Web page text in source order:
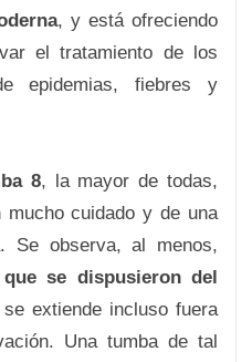
, y está ofreciendo
el tratamiento de los
epidemias, fiebres y
8, la mayor de todas,
mucho cuidado y de una
Se observa, al menos,
se dispusieron del
extiende incluso fuera
Una tumba de tal